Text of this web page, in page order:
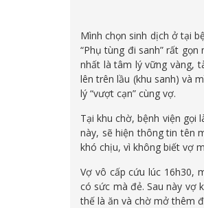
Mình chọn sinh dịch ở tại
“Phụ tùng đi sanh” rất
nhất là tâm lý vững vàng,
lên trên lầu (khu sanh) và
lý “vượt cạn” cùng vợ.
Tại khu chờ, bệnh viện gọi
này, sẽ hiện thông tin tên
khó chịu, vì không biết vợ
Vợ vô cấp cứu lúc 16h30,
có sức mà đẻ. Sau này vợ
thế là ăn và chờ mở thêm